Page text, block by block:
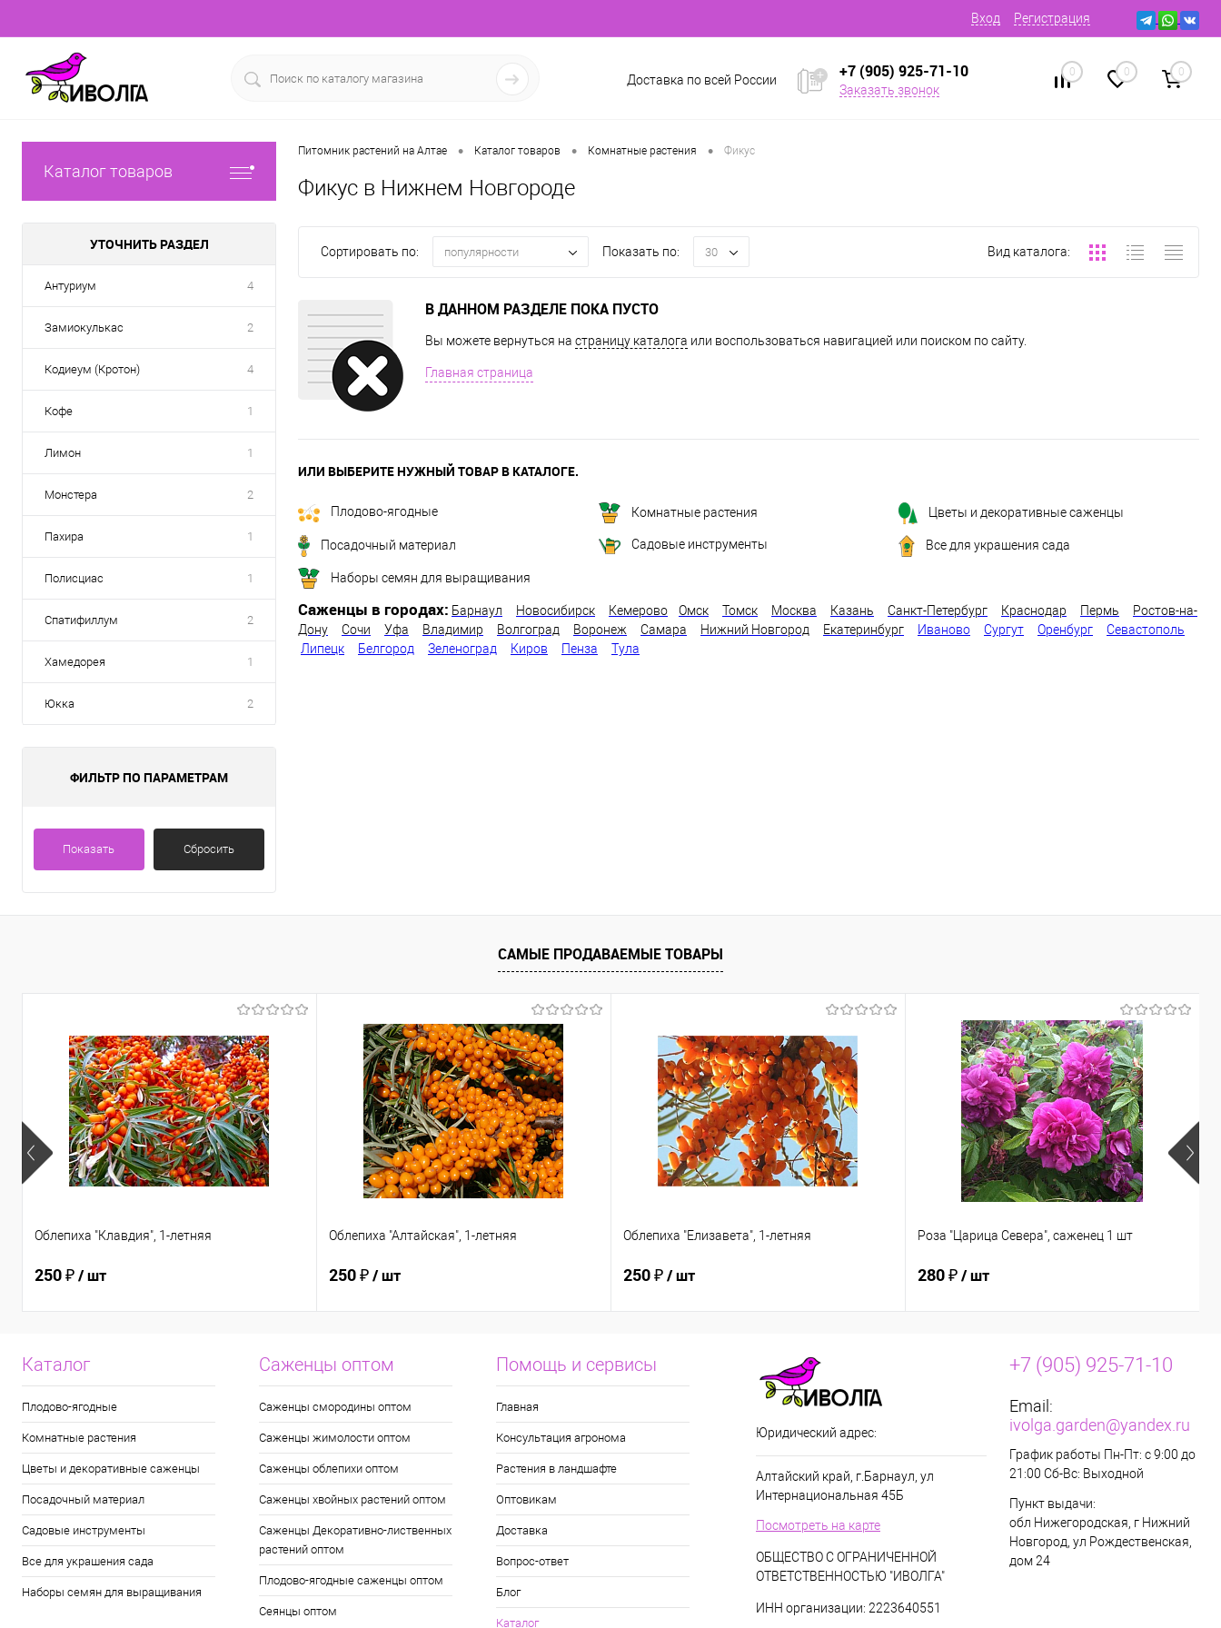
Вход Регистрация
Доставка по всей России +7 (905) 925-71-10
Заказать звонок
0 0 0
Каталог товаров
УТОЧНИТЬ РАЗДЕЛ
Антуриум 4
Замиокулькас 2
Кодиеум (Кротон) 4
Кофе 1
Лимон 1
Монстера 2
Пахира 1
Полисциас 1
Спатифиллум 2
Хамедорея 1
Юкка 2
ФИЛЬТР ПО ПАРАМЕТРАМ
Показать Сбросить
Питомник растений на Алтае • Каталог товаров • Комнатные растения • Фикус
Фикус в Нижнем Новгороде
Сортировать по: популярности Показать по: 30 Вид каталога:
В ДАННОМ РАЗДЕЛЕ ПОКА ПУСТО
Вы можете вернуться на страницу каталога или воспользоваться навигацией или поиском по сайту.
Главная страница
ИЛИ ВЫБЕРИТЕ НУЖНЫЙ ТОВАР В КАТАЛОГЕ.
Плодово-ягодные Комнатные растения Цветы и декоративные саженцы
Посадочный материал Садовые инструменты Все для украшения сада
Наборы семян для выращивания
Саженцы в городах: Барнаул Новосибирск Кемерово Омск Томск Москва Казань Санкт-Петербург Краснодар Пермь
Ростов-на-
Дону
Сочи Уфа Владимир Волгоград Воронеж Самара Нижний Новгород Екатеринбург Иваново Сургут Оренбург
Севастополь
Липецк
Белгород Зеленоград Киров Пенза Тула
САМЫЕ ПРОДАВАЕМЫЕ ТОВАРЫ
Облепиха "Клавдия", 1-летняя
250 ₽/ шт
Облепиха "Алтайская", 1-летняя
250 ₽/ шт
Облепиха "Елизавета", 1-летняя
250 ₽/ шт
Роза "Царица Севера", саженец 1 шт
280 ₽/ шт
Каталог
Плодово-ягодные
Комнатные растения
Цветы и декоративные саженцы
Посадочный материал
Садовые инструменты
Все для украшения сада
Наборы семян для выращивания
Саженцы оптом
Саженцы смородины оптом
Саженцы жимолости оптом
Саженцы облепихи оптом
Саженцы хвойных растений оптом
Саженцы Декоративно-лиственных
растений оптом
Плодово-ягодные саженцы оптом
Сеянцы оптом
Помощь и сервисы
Главная
Консультация агронома
Растения в ландшафте
Оптовикам
Доставка
Вопрос-ответ
Блог
Каталог
Юридический адрес:
Алтайский край, г.Барнаул, ул
Интернациональная 45Б
Посмотреть на карте
ОБЩЕСТВО С ОГРАНИЧЕННОЙ
ОТВЕТСТВЕННОСТЬЮ "ИВОЛГА"
ИНН организации: 2223640551
+7 (905) 925-71-10
Email:
ivolga.garden@yandex.ru
График работы Пн-Пт: с 9:00 до
21:00 Сб-Вс: Выходной
Пункт выдачи:
обл Нижегородская, г Нижний
Новгород, ул Рождественская,
дом 24